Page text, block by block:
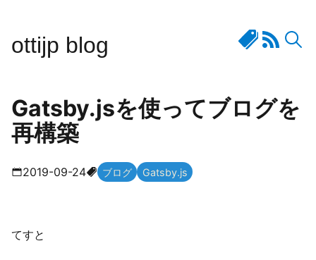
ottijp blog
Gatsby.jsを使ってブログを
再構築
2019-09-24 ブログ Gatsby.js
てすと